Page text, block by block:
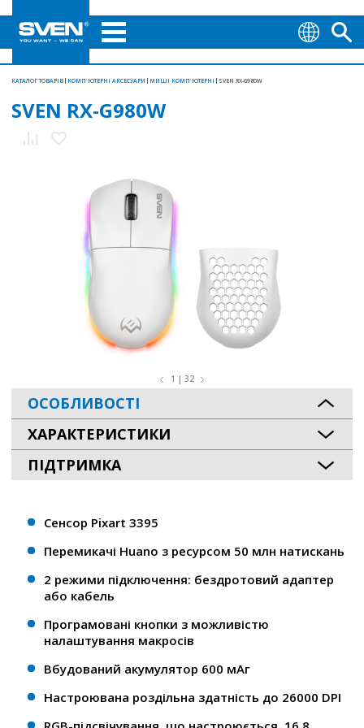
КАТАЛОГ ТОВАРІВ КОМП'ЮТЕРНІ АКСЕСУАРИ МИШІ КОМП'ЮТЕРНІ SVEN RX-G980W
SVEN RX-G980W
1 | 32
ОСОБЛИВОСТІ
ХАРАКТЕРИСТИКИ
ПІДТРИМКА
Сенсор Pixart 3395
Перемикачі Huano з ресурсом 50 млн натискань
2 режими підключення: бездротовий адаптер
або кабель
Програмовані кнопки з можливістю
налаштування макросів
Вбудований акумулятор 600 мАг
Настроювана роздільна здатність до 26000 DPI